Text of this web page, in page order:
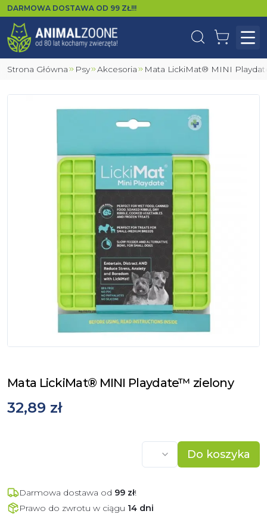
DARMOWA DOSTAWA OD 99 ZŁ!!!
WyszukajKoszyk
Strona Główna Psy Akcesoria Mata LickiMat® MINI
Mata LickiMat® MINI Playdate™ zielony
32,89 zł
Do koszyka
Darmowa dostawa od 99 zł!
Prawo do zwrotu w ciągu 14 dni